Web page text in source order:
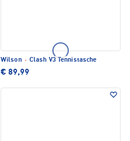
Wilson · Clash V3 Tennistasche
€ 89,99